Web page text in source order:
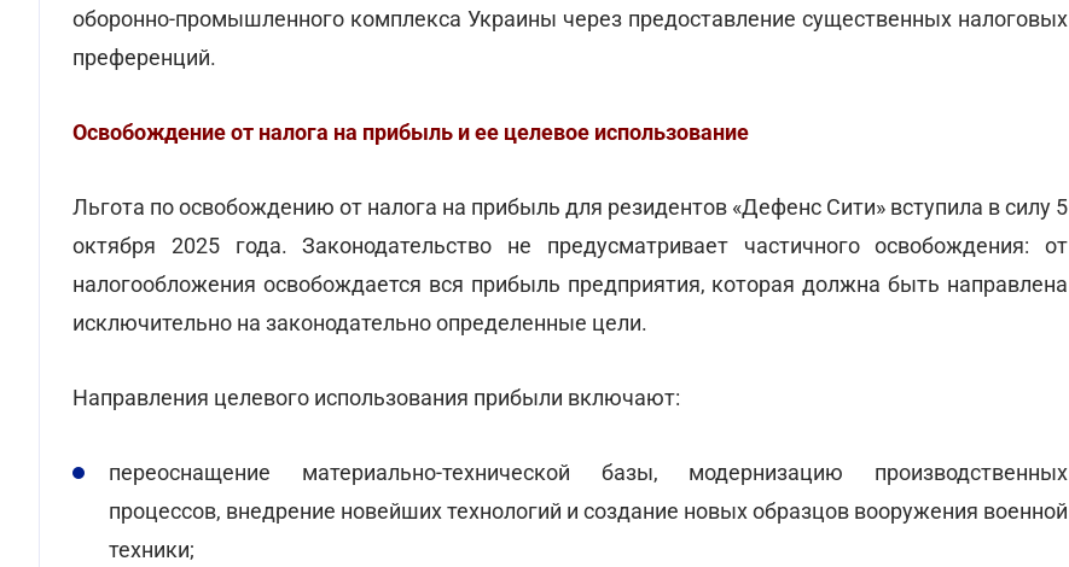
оборонно-промышленного комплекса Украины через предоставление существенных налоговых
преференций.
Освобождение от налога на прибыль и ее целевое использование
Льгота по освобождению от налога на прибыль для резидентов «Дефенс Сити» вступила в силу 5
октября 2025 года. Законодательство не предусматривает частичного освобождения: от
налогообложения освобождается вся прибыль предприятия, которая должна быть направлена
исключительно на законодательно определенные цели.
Направления целевого использования прибыли включают:
переоснащение материально-технической базы, модернизацию производственных
процессов, внедрение новейших технологий и создание новых образцов вооружения военной
техники;